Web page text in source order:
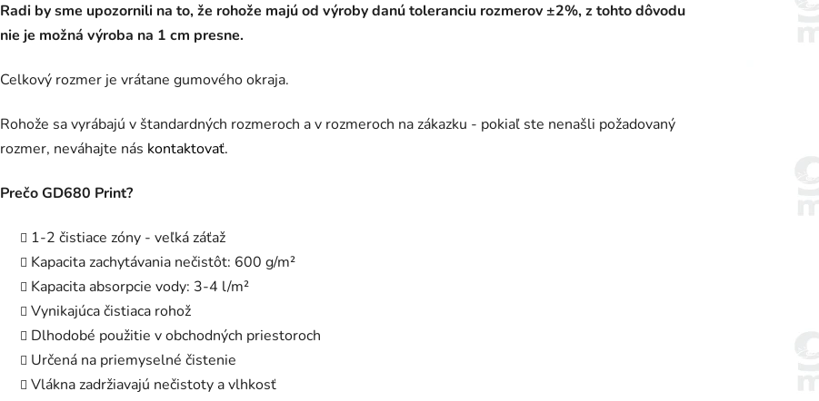
Radi by sme upozornili na to, že rohože majú od výroby danú toleranciu rozmerov ±2%, z tohto dôvodu
nie je možná výroba na 1 cm presne.
Celkový rozmer je vrátane gumového okraja.
Rohože sa vyrábajú v štandardných rozmeroch a v rozmeroch na zákazku - pokiaľ ste nenašli požadovaný
rozmer, neváhajte nás kontaktovať.
Prečo GD680 Print?
1-2 čistiace zóny - veľká záťaž
Kapacita zachytávania nečistôt: 600 g/m²
Kapacita absorpcie vody: 3-4 l/m²
Vynikajúca čistiaca rohož
Dlhodobé použitie v obchodných priestoroch
Určená na priemyselné čistenie
Vlákna zadržiavajú nečistoty a vlhkosť